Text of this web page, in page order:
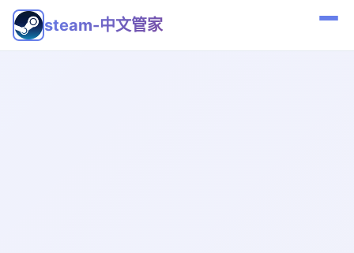
steam-中文管家